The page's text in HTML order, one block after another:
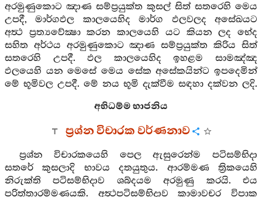
අරමුණුකොට ඤාණ සම්ප්‍රයුක්ත කුසල් සිත් සතරෙහි මෙය
උපදී, මාර්ගඵල කාලයෙහිද මාර්ග ඵලවලද අසේඛයට
අත්‍ථ ප්‍රත්‍යවේක්‍ෂා කරන කාලයෙහි යට කියන ලද භේද
සහිත අර්ථය අරමුණුකොට ඤාණ සම්ප්‍රයුක්ත කිරිය සිත්
සතරෙහි උපදී. ඵල කාලයෙහිද ඉහළම සාමඤ්ඤ
ඵලයෙහි යන මෙසේ මෙය සේක අසේකයින්ට ඉපදෙමින්
මේ භූමිවල උපදී. මේ නය භූමි දැක්වීම සඳහා දක්වන ලදි.
අභිධම්ම භාජනිය
ප්‍රශ්න විචාරක වර්ණනාව
ප්‍රශ්න විචාරකයෙහි පෙල ඇසුරෙන්ම පටිසම්භිදා
සතරේ කුසලාදි භාවය දතයුතුය. ආරම්මණ ත්‍රිකයෙහි
නිරුක්ති පටිසම්භිදාව ශබ්දයම අරමුණු කරයි. එය
පරිත්තාරම්මණයකි. අත්‍ථපටිසම්භිදාව කාමාවචර විපාක